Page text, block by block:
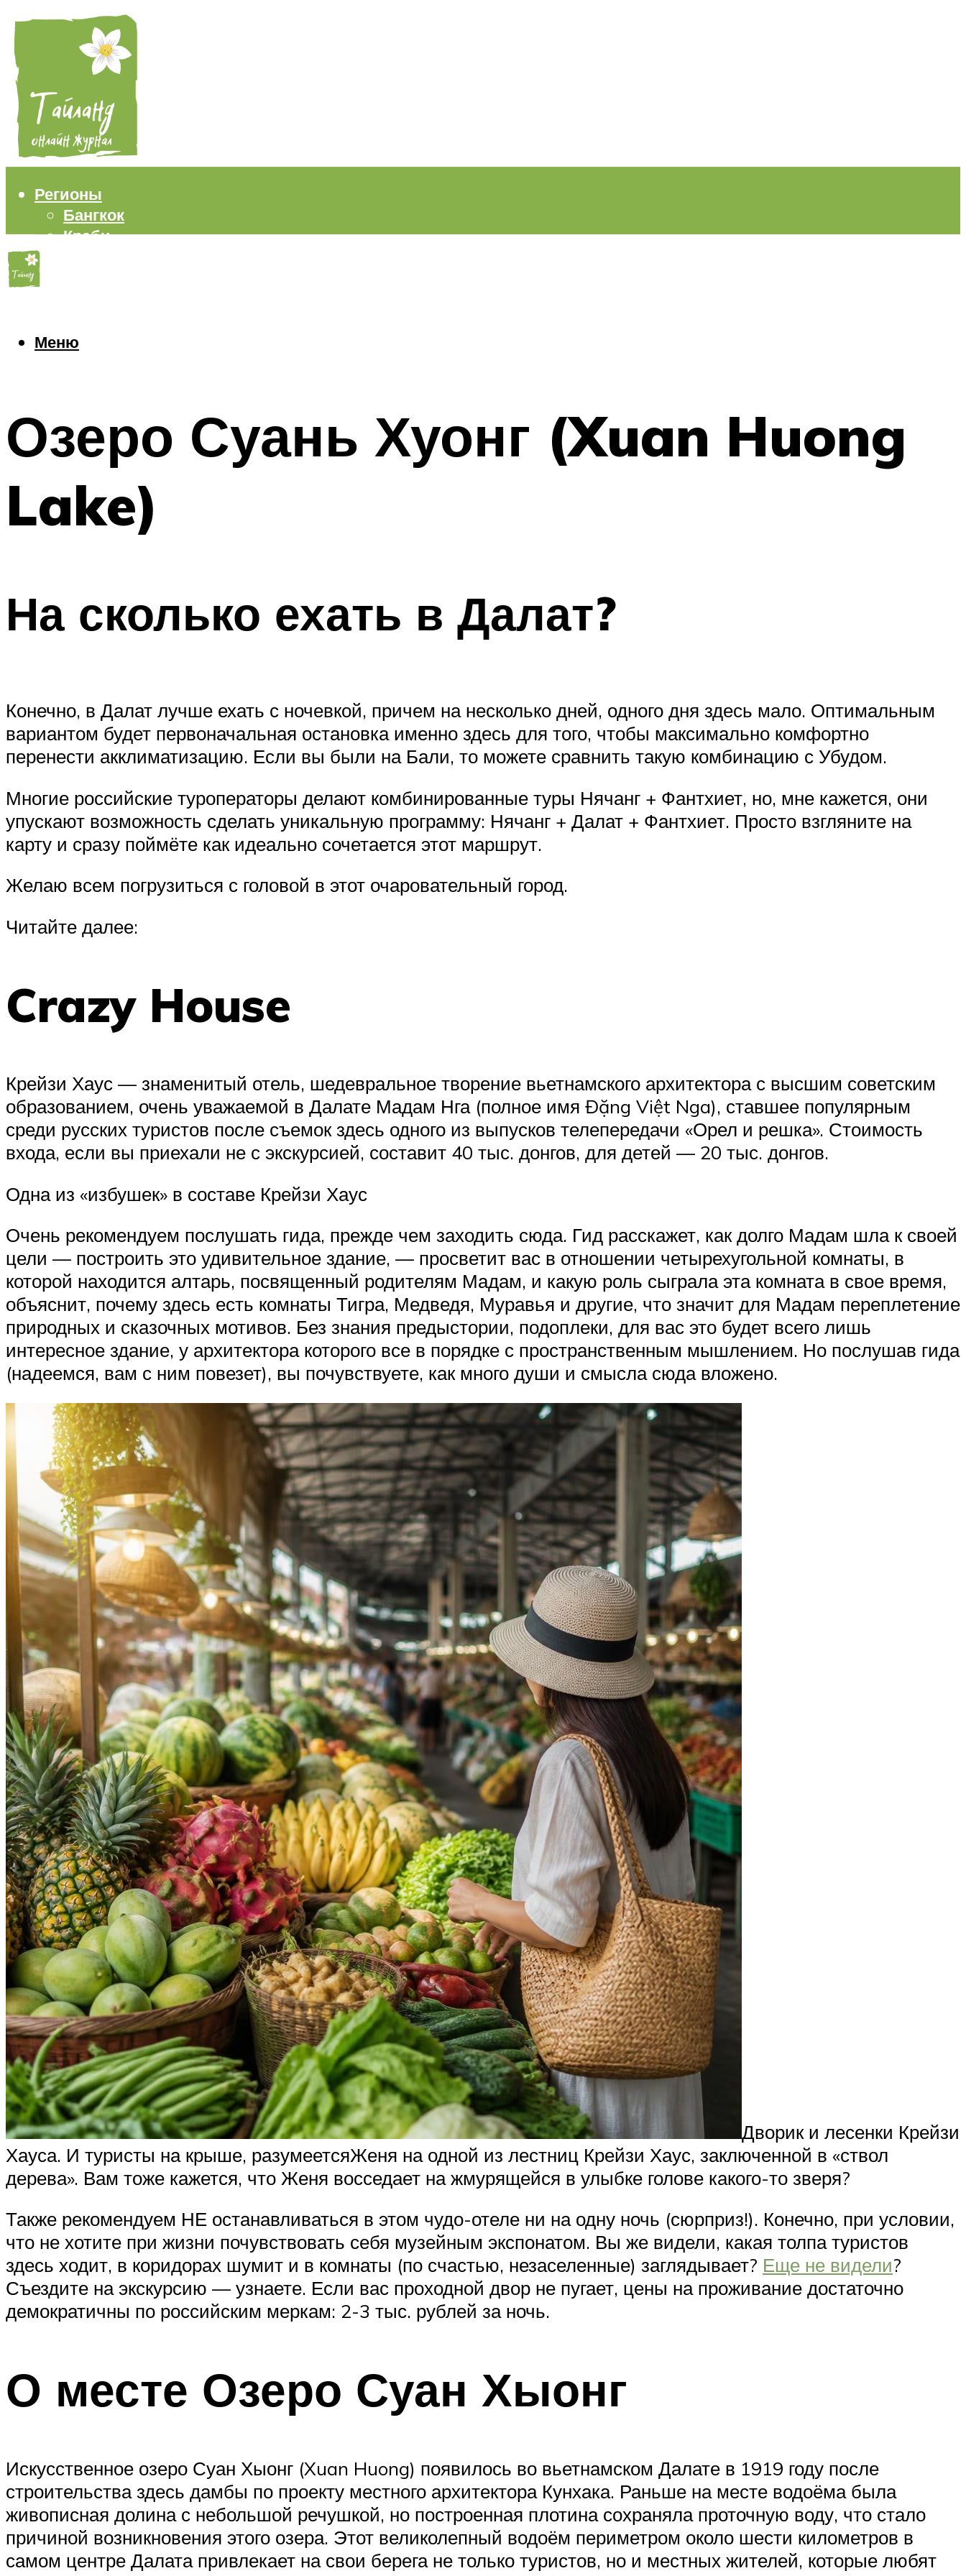
Регионы
Бангкок
Краби
Еда
Меню
Меню
Озеро Суань Хуонг (Xuan Huong
Lake)
На сколько ехать в Далат?
Конечно, в Далат лучше ехать с ночевкой, причем на несколько дней, одного дня здесь мало. Оптимальным
вариантом будет первоначальная остановка именно здесь для того, чтобы максимально комфортно
перенести акклиматизацию. Если вы были на Бали, то можете сравнить такую комбинацию с Убудом.
Многие российские туроператоры делают комбинированные туры Нячанг + Фантхиет, но, мне кажется, они
упускают возможность сделать уникальную программу: Нячанг + Далат + Фантхиет. Просто взгляните на
карту и сразу поймёте как идеально сочетается этот маршрут.
Желаю всем погрузиться с головой в этот очаровательный город.
Читайте далее:
Crazy House
Крейзи Хаус — знаменитый отель, шедевральное творение вьетнамского архитектора с высшим советским
образованием, очень уважаемой в Далате Мадам Нга (полное имя Đặng Việt Nga), ставшее популярным
среди русских туристов после съемок здесь одного из выпусков телепередачи «Орел и решка». Стоимость
входа, если вы приехали не с экскурсией, составит 40 тыс. донгов, для детей — 20 тыс. донгов.
Одна из «избушек» в составе Крейзи Хаус
Очень рекомендуем послушать гида, прежде чем заходить сюда. Гид расскажет, как долго Мадам шла к своей
цели — построить это удивительное здание, — просветит вас в отношении четырехугольной комнаты, в
которой находится алтарь, посвященный родителям Мадам, и какую роль сыграла эта комната в свое время,
объяснит, почему здесь есть комнаты Тигра, Медведя, Муравья и другие, что значит для Мадам переплетение
природных и сказочных мотивов. Без знания предыстории, подоплеки, для вас это будет всего лишь
интересное здание, у архитектора которого все в порядке с пространственным мышлением. Но послушав гида
(надеемся, вам с ним повезет), вы почувствуете, как много души и смысла сюда вложено.
Дворик и лесенки Крейзи
Хауса. И туристы на крыше, разумеетсяЖеня на одной из лестниц Крейзи Хаус, заключенной в «ствол
дерева». Вам тоже кажется, что Женя восседает на жмурящейся в улыбке голове какого-то зверя?
Также рекомендуем НЕ останавливаться в этом чудо-отеле ни на одну ночь (сюрприз!). Конечно, при условии,
что не хотите при жизни почувствовать себя музейным экспонатом. Вы же видели, какая толпа туристов
здесь ходит, в коридорах шумит и в комнаты (по счастью, незаселенные) заглядывает? Еще не видели?
Съездите на экскурсию — узнаете. Если вас проходной двор не пугает, цены на проживание достаточно
демократичны по российским меркам: 2-3 тыс. рублей за ночь.
О месте Озеро Суан Хыонг
Искусственное озеро Суан Хыонг (Xuan Huong) появилось во вьетнамском Далате в 1919 году после
строительства здесь дамбы по проекту местного архитектора Кунхака. Раньше на месте водоёма была
живописная долина с небольшой речушкой, но построенная плотина сохраняла проточную воду, что стало
причиной возникновения этого озера. Этот великолепный водоём периметром около шести километров в
самом центре Далата привлекает на свои берега не только туристов, но и местных жителей, которые любят